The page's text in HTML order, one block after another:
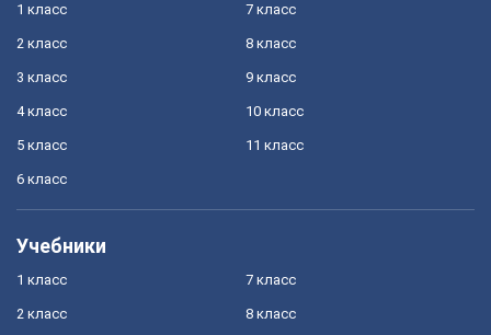
1 класс
2 класс
3 класс
4 класс
5 класс
6 класс
7 класс
8 класс
9 класс
10 класс
11 класс
Учебники
1 класс
2 класс
7 класс
8 класс